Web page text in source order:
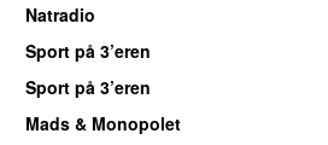
Natradio
Sport på 3’eren
Sport på 3’eren
Mads & Monopolet